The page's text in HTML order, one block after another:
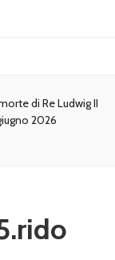
di Re Ludwig II
2026